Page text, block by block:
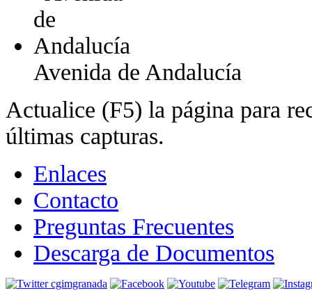
Avenida de Andalucía
Actualice (F5) la página para
últimas capturas.
Enlaces
Contacto
Preguntas Frecuentes
Descarga de Documentos